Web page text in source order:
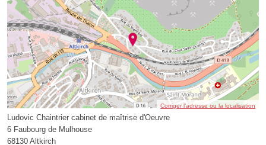
Corriger l’adresse ou la localisation
Ludovic Chaintrier cabinet de maîtrise d'Oeuvre
6 Faubourg de Mulhouse
68130 Altkirch